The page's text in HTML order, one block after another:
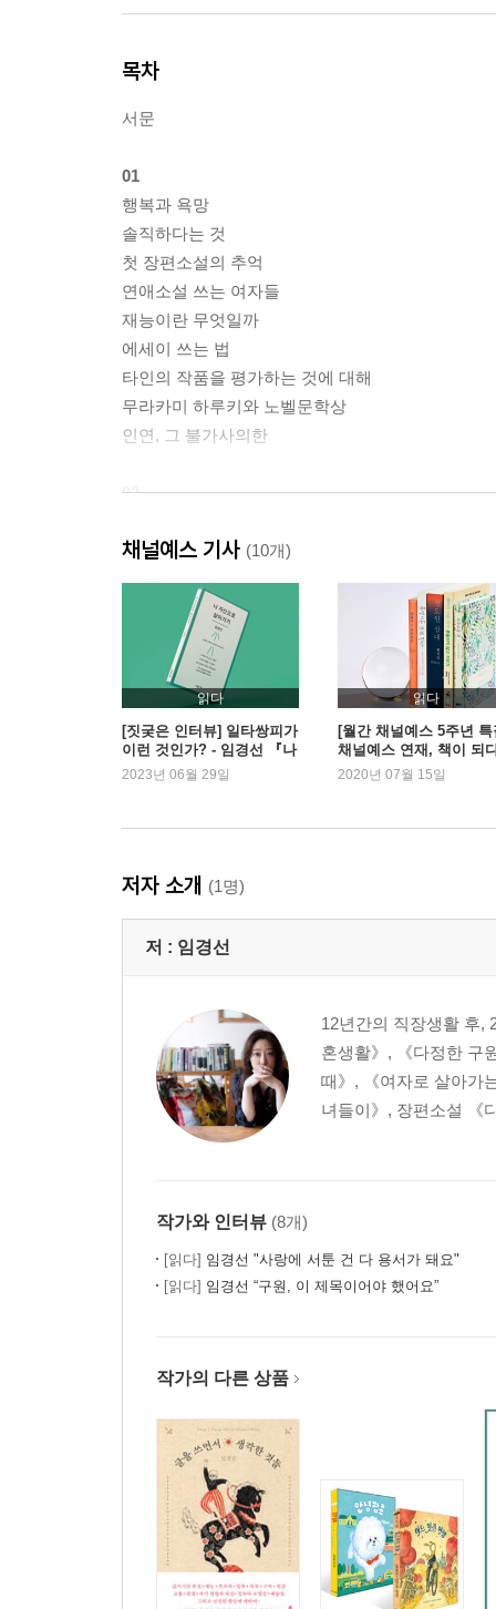
목차
서문
01
행복과 욕망
솔직하다는 것
첫 장편소설의 추억
연애소설 쓰는 여자들
재능이란 무엇일까
에세이 쓰는 법
타인의 작품을 평가하는 것에 대해
무라카미 하루키와 노벨문학상
인연, 그 불가사의한
02
연인 관계가 시작되는 장소
양자택일의 문제
유능한 사람과 일하는 것
인터넷 시대에 이름이 알려진 채로 살아가는 일
한결같은 사람들
친구가 별로 없어서 좋다
옛 남자친구를 우연히 만나는 일에 대해서
한 작가를 진심으로 좋아하는 일
사인에 대해서
같은 종류의 고통을 겪은 사람들
담배
밥벌이의 덫
편애하는 영어 단어들
목수와의 하루
심플한 취향
남들 앞에 선다는 것
유명해지면 사람은 변하는가
나의 스물다섯 살
마음대로 되는 일은 하나도 없지만
작가에게 필요한 세 가지
Mac이라는 삶의 방식
독립출판물을 만들면서
글을 쓰게 된 계기
어느 완벽한 교토의 하루
채널예스 기사 (10개)
읽다
[짓궂은 인터뷰] 일타쌍피가
이런 것인가? - 임경선 『나
자신으로 살아가기』
2023년 06월 29일
읽다
[월간 채널예스 5주년 특
채널예스 연재, 책이 되
이경미 감독 외
2020년 07월 15일
저자 소개 (1명)
저 : 임경선
12년간의 직장생활 후,
혼생활》, 《다정한 구
때》, 《여자로 살아가
녀들이》, 장편소설 《
작가와 인터뷰 (8개)
[읽다] 임경선 "사랑에 서툰 건 다 용서가 돼요"
[읽다] 임경선 “구원, 이 제목이어야 했어요”
작가의 다른 상품